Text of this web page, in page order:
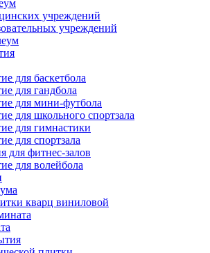
учреждений
учреждений
для баскетбола
для гандбола
для мини-футбола
для школьного спортзала
для гимнастики
для спортзала
для фитнес-залов
для волейбола
кварц виниловой